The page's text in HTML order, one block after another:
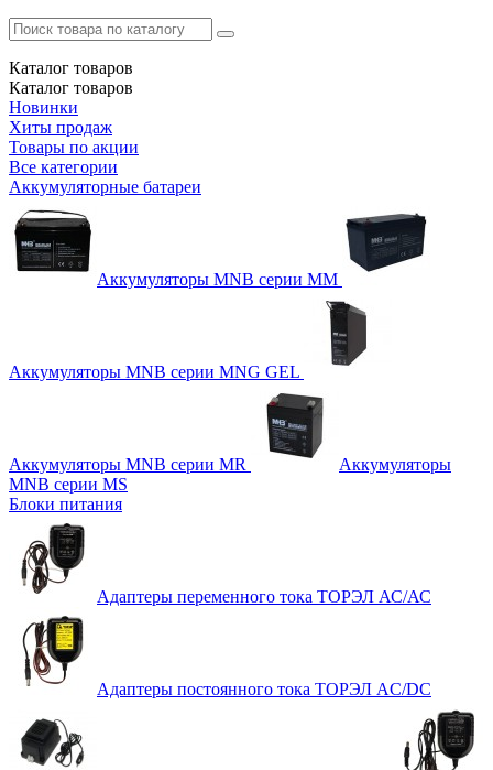
Каталог товаров
Каталог товаров
Новинки
Хиты продаж
Товары по акции
Все категории
Аккумуляторные батареи
Аккумуляторы MNB серии MM
Аккумуляторы MNB серии MNG GEL
Аккумуляторы MNB серии MR
Аккумуляторы
MNB серии MS
Блоки питания
Адаптеры переменного тока ТОРЭЛ АС/АС
Адаптеры постоянного тока ТОРЭЛ AC/DC